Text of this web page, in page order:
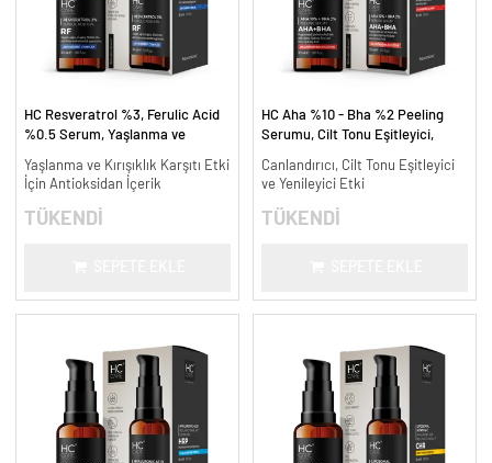
HC Resveratrol %3, Ferulic Acid
%0.5 Serum, Yaşlanma ve
Yaşlanma ve Kırışıklık Karşıtı Etki
İçin Antioksidan İçerik
TÜKENDİ
HC Aha %10 - Bha %2 Peeling
Serumu, Cilt Tonu Eşitleyici,
Canlandırıcı, Cilt Tonu Eşitleyici
ve Yenileyici Etki
TÜKENDİ